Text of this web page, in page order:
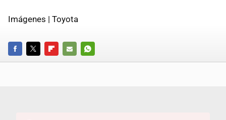
Imágenes | Toyota
FACEBOOKTWITTERFLIPBOARD
E-
WHATSAPP